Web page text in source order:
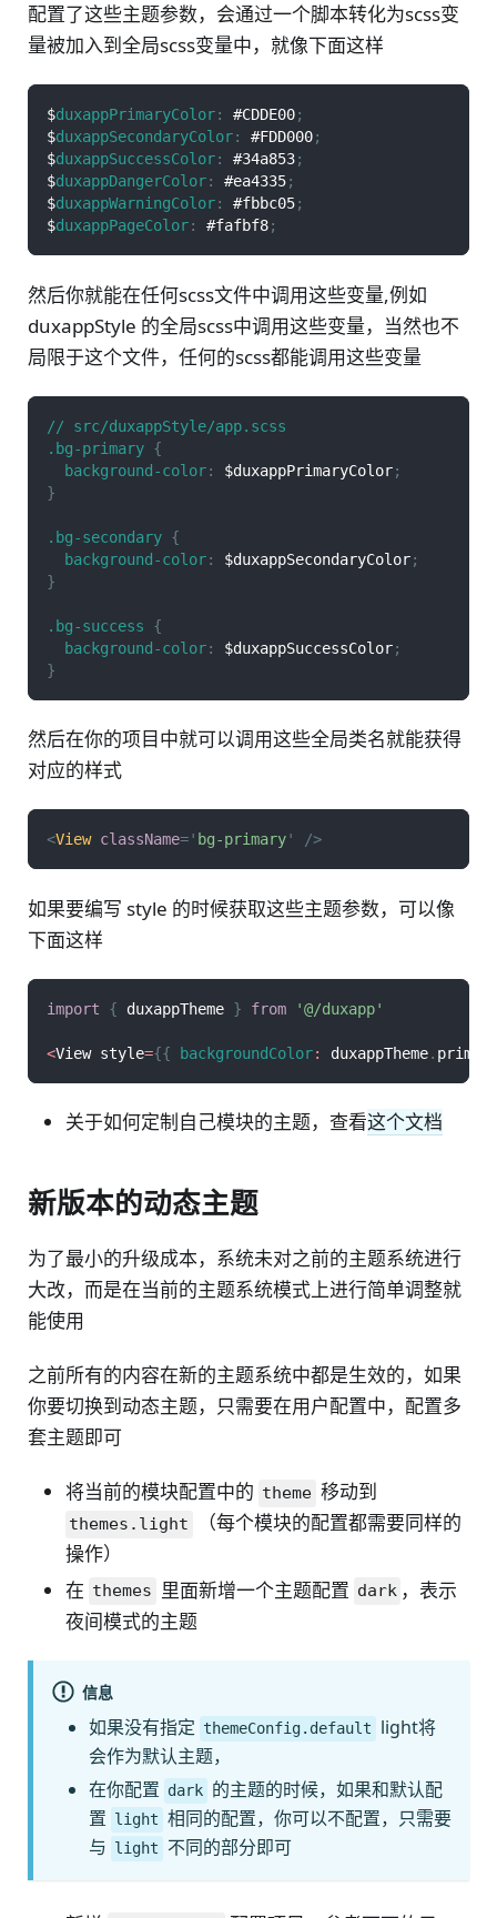
配置了这些主题参数，会通过一个脚本转化为scss变
量被加入到全局scss变量中，就像下面这样
$duxappPrimaryColor: #CDDE00;
$duxappSecondaryColor: #FDD000;
$duxappSuccessColor: #34a853;
$duxappDangerColor: #ea4335;
$duxappWarningColor: #fbbc05;
$duxappPageColor: #fafbf8;
然后你就能在任何scss文件中调用这些变量,例如
duxappStyle 的全局scss中调用这些变量，当然也不
局限于这个文件，任何的scss都能调用这些变量
// src/duxappStyle/app.scss
.bg-primary {
background-color: $duxappPrimaryColor;
}
.bg-secondary {
background-color: $duxappSecondaryColor;
}
.bg-success
{
background-color: $duxappSuccessColor;
}
然后在你的项目中就可以调用这些全局类名就能获得
对应的样式
<View className=' bg-primary' />
如果要编写 style 的时候获取这些主题参数，可以像
下面这样
import { duxappTheme } from '@/duxapp'
<View style={{ backgroundColor: duxappTheme.
关于如何定制自己模块的主题，查看这个文档
新版本的动态主题
为了最小的升级成本，系统未对之前的主题系统进行
大改，而是在当前的主题系统模式上进行简单调整就
能使用
之前所有的内容在新的主题系统中都是生效的，如果
你要切换到动态主题，只需要在用户配置中，配置多
套主题即可
将当前的模块配置中的 theme 移动到
themes.light
（每个模块的配置都需要同样的
操作）
在 themes 里面新增一个主题配置 dark ，表示
夜间模式的主题
信息
如果没有指定 themeConfig.default
light将
会作为默认主题，
在你配置 dark 的主题的时候，如果和默认配
置 light 相同的配置，你可以不配置，只需要
与 light 不同的部分即可